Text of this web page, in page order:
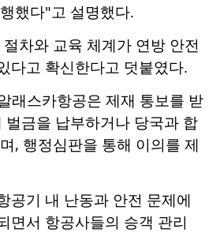
했다"고 설명했다.
차와 교육 체계가 연방 안전
다고 확신한다고 덧붙였다.
래스카항공은 제재 통보를 받
벌금을 납부하거나 당국과 합
, 행정심판을 통해 이의를 제
공기 내 난동과 안전 문제에
면서 항공사들의 승객 관리